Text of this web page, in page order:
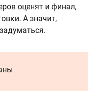
оценят и финал,
А значит,